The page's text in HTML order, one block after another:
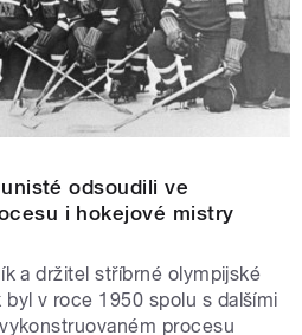
odsoudili ve
i hokejové mistry
a držitel stříbrné olympijské
byl v roce 1950 spolu s dalšími
procesu